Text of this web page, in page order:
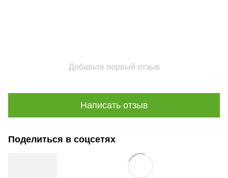
Добавьте первый отзыв
Написать отзыв
Поделиться в соцсетях